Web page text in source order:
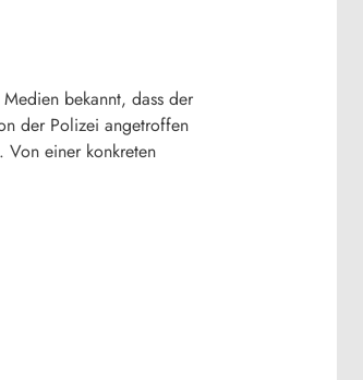
bekannt, dass der
der Polizei angetroffen
Von einer konkreten